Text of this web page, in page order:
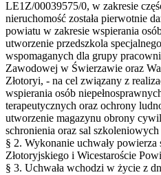
LE1Z/00039575/0, w zakresie
nieruchomość została pierwotnie
powiatu w zakresie wspierania
utworzenie przedszkola
wspomaganych dla grupy
Zawodowej w Świerzawie oraz
Złotoryi, - na cel związany z
wspierania osób
terapeutycznych oraz ochrony
utworzenie magazynu obrony
schronienia oraz sal
§ 2. Wykonanie uchwały powierza
Złotoryjskiego i Wicestaroście
§ 3. Uchwała wchodzi w życie z